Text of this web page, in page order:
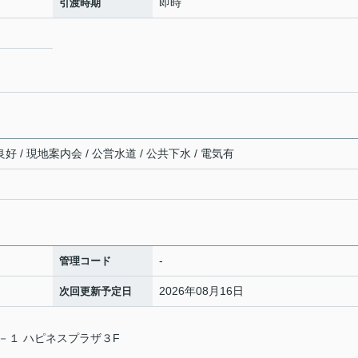
引渡時期
/ 現地案内会 / 公営水道 / 公共下水 / 電気有
管理コード -
次回更新予定日 2026年08月16日
１ ハピネスプラザ３F